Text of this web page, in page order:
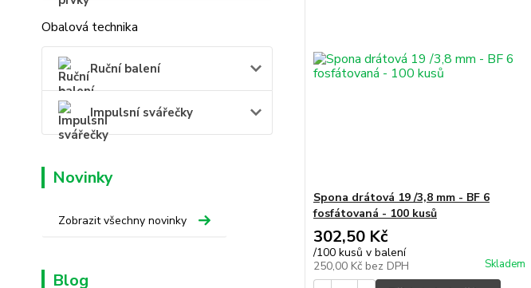
Obalová technika
Ruční balení
Impulsní svářečky
Novinky
Zobrazit všechny novinky
Blog
Spona drátová 19 /3,8 mm - BF 6
fosfátovaná - 100 kusů
302,50 Kč
/100 kusů v balení
250,00 Kč bez DPH Skladem